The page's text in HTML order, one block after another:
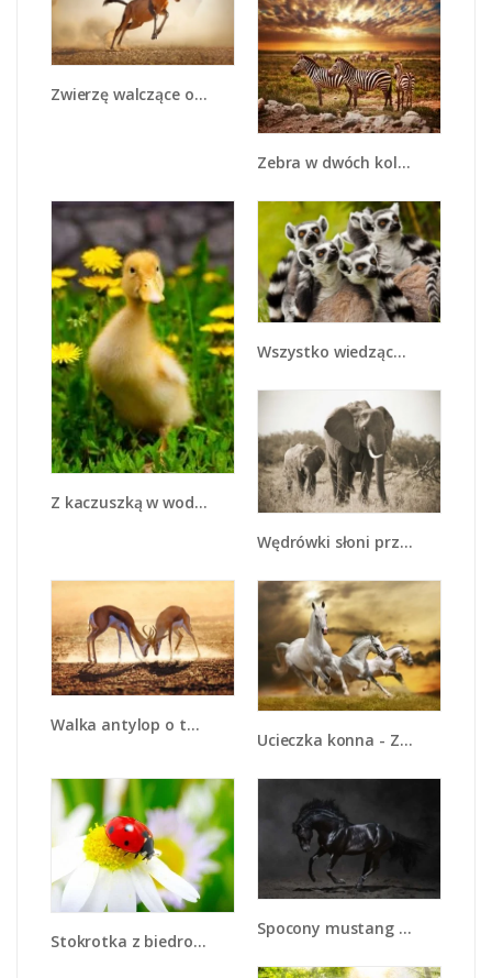
Zwierzę walczące o przeżycie - Z291
Zebra w dwóch kolorach - Z221
Z kaczuszką w wodzie - Z169
Wszystko wiedzące lemury - Z259
Wędrówki słoni przez sawannę - Z081
Walka antylop o terytorium - Z292
Ucieczka konna - Z179
Stokrotka z biedroneczką - Z015
Spocony mustang nocą - Z215